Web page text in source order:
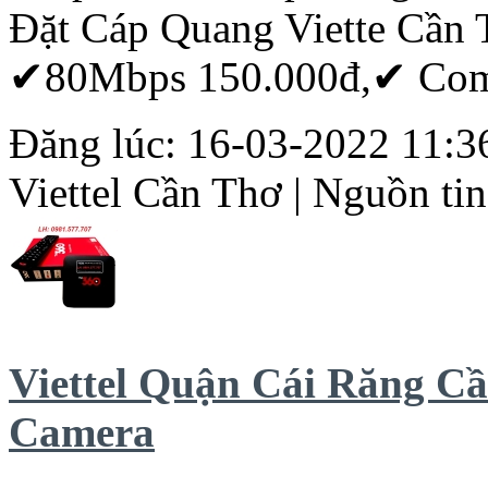
Đặt Cáp Quang Viette Cần
✔80Mbps 150.000đ,✔
Đăng lúc: 16-03-2022
Viettel Cần Thơ | Nguồn
Viettel Quận Cái Răng
Camera